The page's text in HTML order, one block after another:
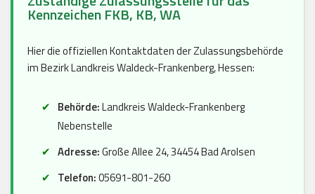
Kennzeichen FKB, KB, WA
Hier die offiziellen Kontaktdaten der Zulassungsbehörde
im Bezirk Landkreis Waldeck-Frankenberg, Hessen:
Behörde:Landkreis Waldeck-Frankenberg
Nebenstelle
Adresse:Große Allee 24, 34454 Bad Arolsen
Telefon:05691-801-260